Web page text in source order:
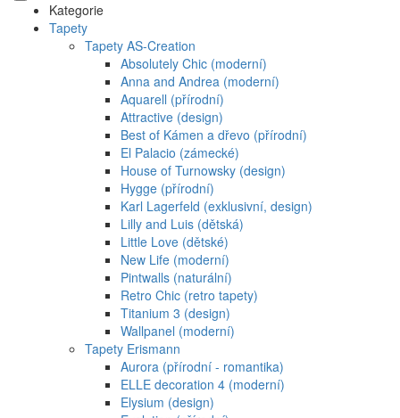
Kategorie
Tapety
Tapety AS-Creation
Absolutely Chic (moderní)
Anna and Andrea (moderní)
Aquarell (přírodní)
Attractive (design)
Best of Kámen a dřevo (přírodní)
El Palacio (zámecké)
House of Turnowsky (design)
Hygge (přírodní)
Karl Lagerfeld (exklusivní, design)
Lilly and Luis (dětská)
Little Love (dětské)
New Life (moderní)
Pintwalls (naturální)
Retro Chic (retro tapety)
Titanium 3 (design)
Wallpanel (moderní)
Tapety Erismann
Aurora (přírodní - romantika)
ELLE decoration 4 (moderní)
Elysium (design)